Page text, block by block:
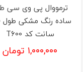
ترمووال پی وی سی
سانت کد T600
۱,۰۰۰,۰۰۰ تومان